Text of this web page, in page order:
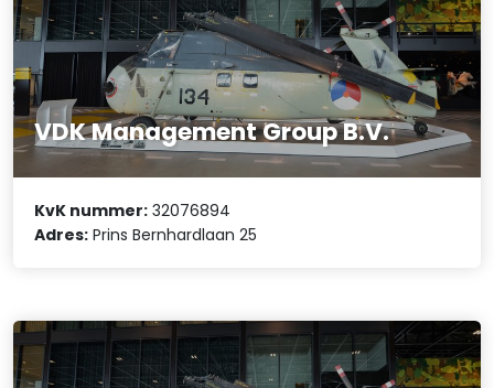
VDK Management Group B.V.
KvK nummer: 32076894
Adres: Prins Bernhardlaan 25